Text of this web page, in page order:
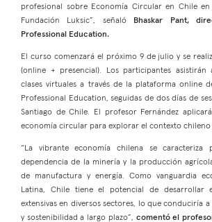
profesional sobre Economía Circular en Chile
Fundación Luksic”, señalóBhaskar Pant,
Professional Education.
El curso comenzará el próximo 9 de julio y se
(online + presencial). Los participantes asistirán
clases virtuales a través de la plataforma online
Professional Education, seguidas de dos días de
Santiago de Chile. El profesor Fernández
economía circular para explorar el contexto
“La vibrante economía chilena se caracteriza
dependencia de la minería y la producción
de manufactura y energía. Como vanguardia
Latina, Chile tiene el potencial de desarrollar
extensivas en diversos sectores, lo que conduciría
y sostenibilidad a largo plazo”, comentó el